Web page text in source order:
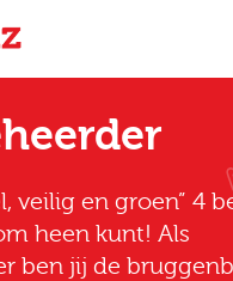
veilig en groen” 4
heen kunt! Als
ben jij de